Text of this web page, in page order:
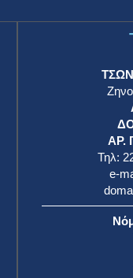
ΑΡ.
Τηλ:
e-